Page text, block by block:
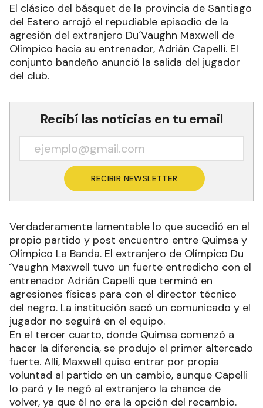
El clásico del básquet de la provincia de Santiago
del Estero arrojó el repudiable episodio de la
agresión del extranjero Du´Vaughn Maxwell de
Olímpico hacia su entrenador, Adrián Capelli. El
conjunto bandeño anunció la salida del jugador
del club.
Recibí las noticias en tu email
RECIBIR NEWSLETTER
Verdaderamente lamentable lo que sucedió en el
propio partido y post encuentro entre Quimsa y
Olímpico La Banda. El extranjero de Olímpico Du
´Vaughn Maxwell tuvo un fuerte entredicho con el
entrenador Adrián Capelli que terminó en
agresiones físicas para con el director técnico
del negro. La institución sacó un comunicado y el
jugador no seguirá en el equipo.
En el tercer cuarto, donde Quimsa comenzó a
hacer la diferencia, se produjo el primer altercado
fuerte. Allí, Maxwell quiso entrar por propia
voluntad al partido en un cambio, aunque Capelli
lo paró y le negó al extranjero la chance de
volver, ya que él no era la opción del recambio.